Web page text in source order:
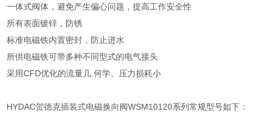
一体式阀体，避免产生偏心问题，提高工作安全性
所有表面镀锌，防锈
标准电磁铁内置密封，防止进水
所供电磁铁可带多种不同型式的电气接头
采用CFD优化的流量几.何学、压力损耗小
HYDAC贺德克插装式电磁换向阀WSM10120系列常规型号如下：